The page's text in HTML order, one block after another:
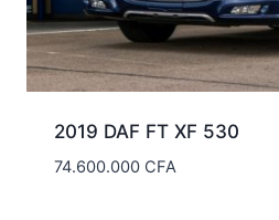
2019 DAF FT XF 530
74.600.000 CFA